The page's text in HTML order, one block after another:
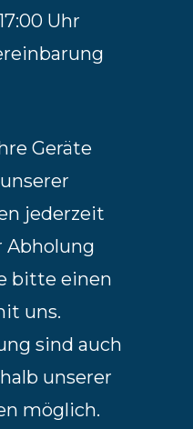
Uhr
Geräte
jederzeit
Abholung
bitte einen
uns.
sind auch
unserer
möglich.